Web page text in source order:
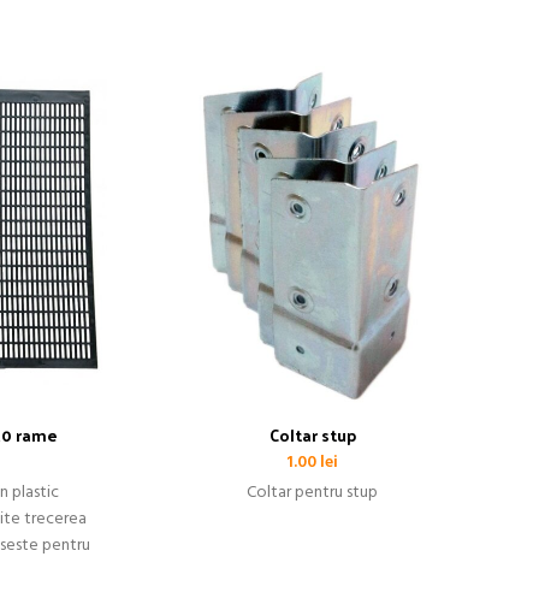
rame
plastic
trecerea
pentru
Coltar stup
1.00lei
Coltar pentru stup